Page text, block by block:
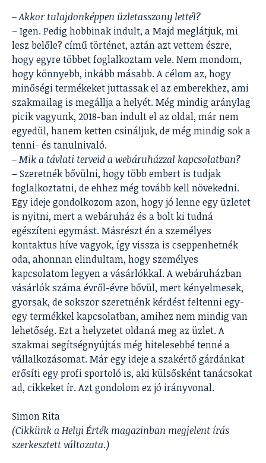
– Akkor tulajdonképpen üzletasszony lettél?
– Igen. Pedig hobbinak indult, a Majd meglátjuk, mi
lesz belőle? című történet, aztán azt vettem észre,
hogy egyre többet foglalkoztam vele. Nem mondom,
hogy könnyebb, inkább másabb. A célom az, hogy
minőségi termékeket juttassak el az emberekhez, ami
szakmailag is megállja a helyét. Még mindig aránylag
picik vagyunk, 2018-ban indult el az oldal, már nem
egyedül, hanem ketten csináljuk, de még mindig sok a
tenni- és tanulnivaló.
– Mik a távlati terveid a webáruházzal kapcsolatban?
– Szeretnék bővülni, hogy több embert is tudjak
foglalkoztatni, de ehhez még tovább kell növekedni.
Egy ideje gondolkozom azon, hogy jó lenne egy üzletet
is nyitni, mert a webáruház és a bolt ki tudná
egészíteni egymást. Másrészt én a személyes
kontaktus híve vagyok, így vissza is cseppenhetnék
oda, ahonnan elindultam, hogy személyes
kapcsolatom legyen a vásárlókkal. A webáruházban
vásárlók száma évről-évre bővül, mert kényelmesek,
gyorsak, de sokszor szeretnénk kérdést feltenni egy-
egy termékkel kapcsolatban, amihez nem mindig van
lehetőség. Ezt a helyzetet oldaná meg az üzlet. A
szakmai segítségnyújtás még hitelesebbé tenné a
vállalkozásomat. Már egy ideje a szakértő gárdánkat
erősíti egy profi sportoló is, aki külsősként tanácsokat
ad, cikkeket ír. Azt gondolom ez jó irányvonal.
Simon Rita
(Cikkünk a Helyi Érték magazinban megjelent írás
szerkesztett változata.)